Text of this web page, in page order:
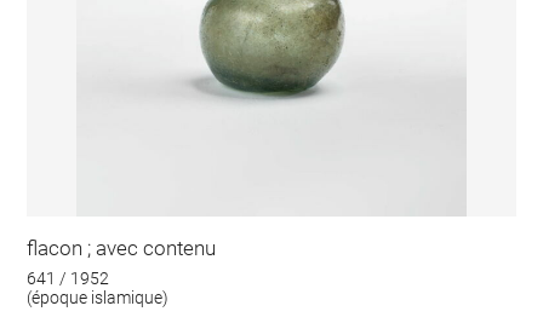
flacon ; avec contenu
641 / 1952
(époque islamique)